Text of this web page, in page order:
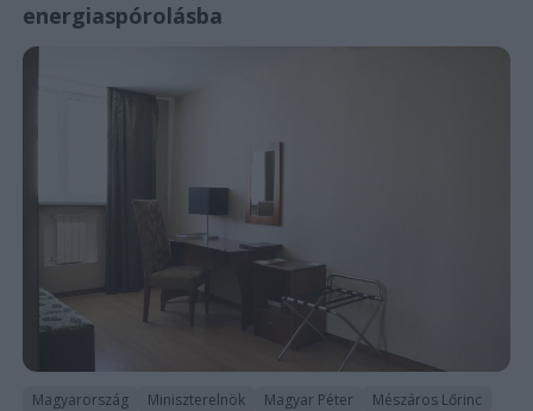
energiaspórolásba
Magyarország Miniszterelnök Magyar Péter
Mészáros Lőrinc